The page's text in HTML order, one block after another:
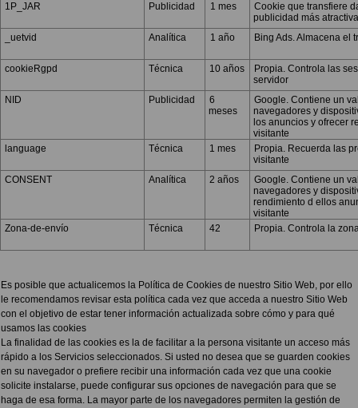
1P_JAR
Publicidad 1 mes
Cookie que transfiere
publicidad más
_uetvid
Analítica 1 año Bing Ads. Almacena el
cookieRgpd Técnica 10 años
Propia. Controla las
servidor
NID
Publicidad
6
meses
Google. Contiene un
navegadores y
los anuncios y ofrecer
visitante
language
Técnica 1 mes
Propia. Recuerda las
visitante
CONSENT
Analítica 2 años
Google. Contiene un
navegadores y
rendimiento d ellos
visitante
Zona-de-envío
Técnica 42 Propia. Controla la
Es posible que actualicemos la Política de Cookies de nuestro Sitio Web, por ello
le recomendamos revisar esta política cada vez que acceda a nuestro Sitio Web
con el objetivo de estar tener información actualizada sobre cómo y para qué
usamos las cookies
La finalidad de las cookies es la de facilitar a la persona visitante un acceso más
rápido a los Servicios seleccionados. Si usted no desea que se guarden cookies
en su navegador o prefiere recibir una información cada vez que una cookie
solicite instalarse, puede configurar sus opciones de navegación para que se
haga de esa forma. La mayor parte de los navegadores permiten la gestión de